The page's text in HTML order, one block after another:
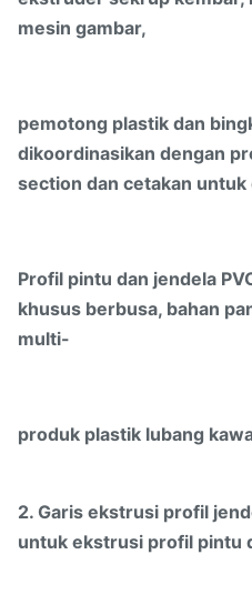
mesin gambar,
pemotong plastik dan
dikoordinasikan dengan
section dan cetakan
Profil pintu dan jendela
khusus berbusa, bahan
multi-
produk plastik lubang
2. Garis ekstrusi profil
untuk ekstrusi profil pintu